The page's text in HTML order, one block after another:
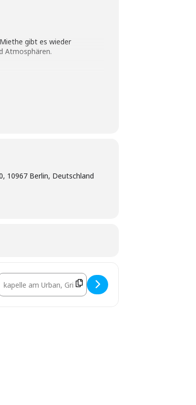
gibt es wieder
Atmosphären.
10967 Berlin, Deutschland
Address - O.Ton Projekt - Klangzauber